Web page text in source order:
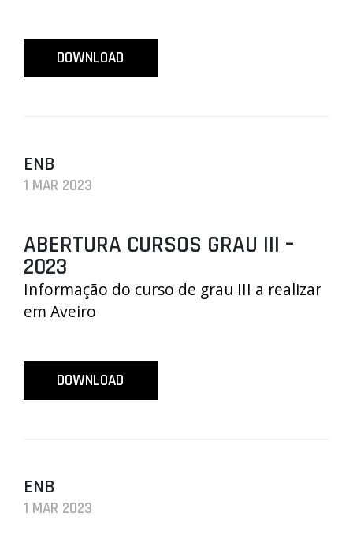
DOWNLOAD
ENB
1 MAR 2023
ABERTURA CURSOS GRAU III –
2023
Informação do curso de grau III a realizar
em Aveiro
DOWNLOAD
ENB
1 MAR 2023